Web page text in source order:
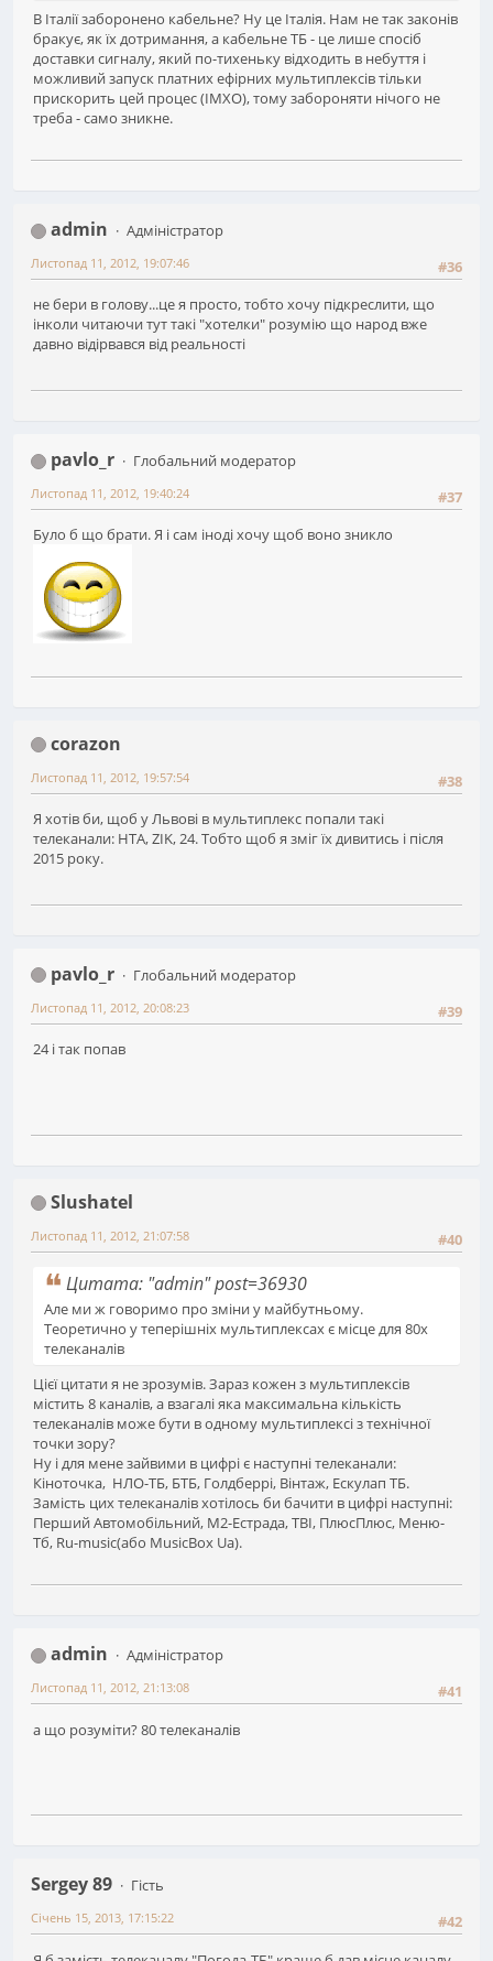
В Італії заборонено кабельне? Ну це Італія. Нам не так законів
бракує, як їх дотримання, а кабельне ТБ - це лише спосіб
доставки сигналу, який по-тихеньку відходить в небуття і
можливий запуск платних ефірних мультиплексів тільки
прискорить цей процес (ІМХО), тому забороняти нічого не
треба - само зникне.
admin
Адміністратор
#36
Листопад 11, 2012, 19:07:46
не бери в голову...це я просто, тобто хочу підкреслити, що
інколи читаючи тут такі "хотелки" розумію що народ вже
давно відірвався від реальності
pavlo_r
Глобальний модератор
#37
Листопад 11, 2012, 19:40:24
Було б що брати. Я і сам іноді хочу щоб воно зникло
corazon
#38
Листопад 11, 2012, 19:57:54
Я хотів би, щоб у Львові в мультиплекс попали такі
телеканали: НТА, ZIK, 24. Тобто щоб я зміг їх дивитись і після
2015 року.
pavlo_r
Глобальний модератор
#39
Листопад 11, 2012, 20:08:23
24 і так попав
Slushatel
#40
Листопад 11, 2012, 21:07:58
Цитата: "admin" post=36930
Але ми ж говоримо про зміни у майбутньому.
Теоретично у теперішніх мультиплексах є місце для 80х
телеканалів
Цієї цитати я не зрозумів. Зараз кожен з мультиплексів
містить 8 каналів, а взагалі яка максимальна кількість
телеканалів може бути в одному мультиплексі з технічної
точки зору?
Ну і для мене зайвими в цифрі є наступні телеканали:
Кіноточка, НЛО-ТБ, БТБ, Голдберрі, Вінтаж, Ескулап ТБ.
Замість цих телеканалів хотілось би бачити в цифрі наступні:
Перший Автомобільний, М2-Естрада, ТВІ, ПлюсПлюс, Меню-
Тб, Ru-music(або MusicBox Ua).
admin
Адміністратор
#41
Листопад 11, 2012, 21:13:08
а що розуміти? 80 телеканалів
Sergey 89
Гість
#42
Січень 15, 2013, 17:15:22